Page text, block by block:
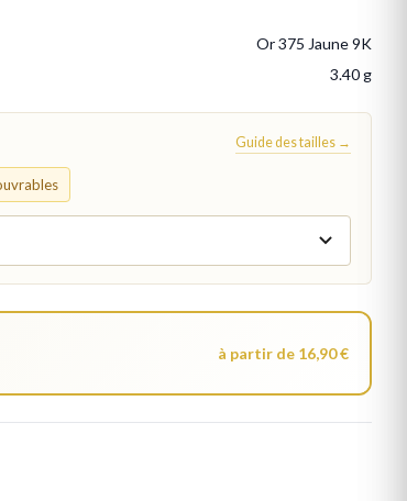
Or 375 Jaune 9K
3.40 g
Guide des tailles →
à partir de 16,90 €